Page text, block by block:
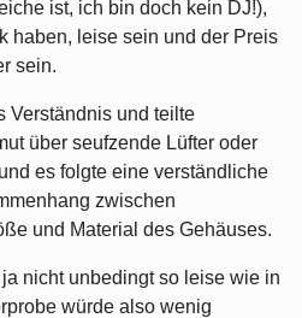
ist, ich bin doch kein DJ!),
haben, leise sein und der Preis
sein.
Verständnis und teilte
über seufzende Lüfter oder
es folgte eine verständliche
zwischen
und Material des Gehäuses.
nicht unbedingt so leise wie in
würde also wenig